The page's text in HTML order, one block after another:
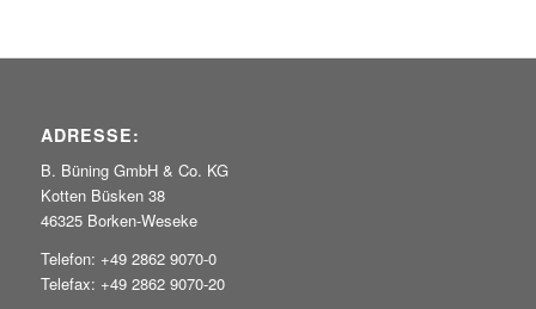
ADRESSE:
B. Büning GmbH & Co. KG
Kotten Büsken 38
46325 Borken-Weseke
Telefon: +49 2862 9070-0
Telefax: +49 2862 9070-20